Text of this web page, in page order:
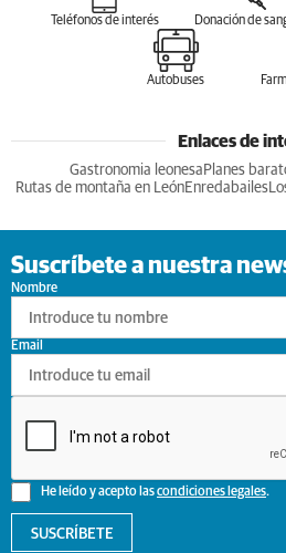
Teléfonos de interés Donación de
Autobuses
Enlaces de
Gastronomia leonesa Planes
Rutas de montaña en LeónEnredabailes
Suscríbete a nuestra
Nombre
He leído y acepto lascondiciones legales.
Email
SUSCRÍBETE